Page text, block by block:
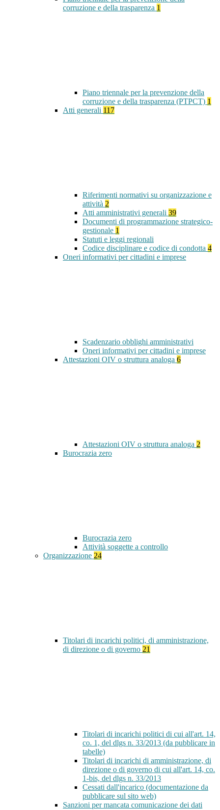
corruzione e della trasparenza 1
Piano triennale per la prevenzione della
corruzione e della trasparenza (PTPCT) 1
Atti generali 117
Riferimenti normativi su organizzazione e
attività 2
Atti amministrativi generali 39
Documenti di programmazione strategico-
gestionale 1
Statuti e leggi regionali
Codice disciplinare e codice di condotta 4
Oneri informativi per cittadini e imprese
Scadenzario obblighi amministrativi
Oneri informativi per cittadini e imprese
Attestazioni OIV o struttura analoga 6
Attestazioni OIV o struttura analoga 2
Burocrazia zero
Burocrazia zero
Attività soggette a controllo
Organizzazione 24
Titolari di incarichi politici, di amministrazione,
di direzione o di governo 21
Titolari di incarichi politici di cui all'art. 14,
co. 1, del dlgs n. 33/2013 (da pubblicare in
tabelle)
Titolari di incarichi di amministrazione, di
direzione o di governo di cui all'art. 14, co.
1-bis, del dlgs n. 33/2013
Cessati dall'incarico (documentazione da
pubblicare sul sito web)
Sanzioni per mancata comunicazione dei dati